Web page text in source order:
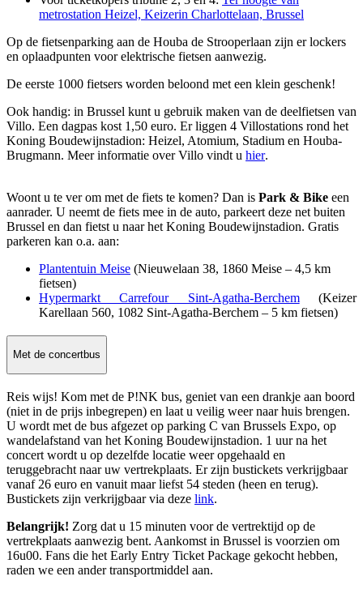
metrostation Heizel, Keizerin Charlottelaan, Brussel
Op de fietsenparking aan de Houba de Strooperlaan zijn er lockers
en oplaadpunten voor elektrische fietsen aanwezig.
De eerste 1000 fietsers worden beloond met een klein geschenk!
Ook handig: in Brussel kunt u gebruik maken van de deelfietsen van
Villo. Een dagpas kost 1,50 euro. Er liggen 4 Villostations rond het
Koning Boudewijnstadion: Heizel, Atomium, Stadium en Houba-
Brugmann. Meer informatie over Villo vindt u hier.
Woont u te ver om met de fiets te komen? Dan is Park & Bike een
aanrader. U neemt de fiets mee in de auto, parkeert deze net buiten
Brussel en dan fietst u naar het Koning Boudewijnstadion. Gratis
parkeren kan o.a. aan:
Plantentuin Meise (Nieuwelaan 38, 1860 Meise – 4,5 km
fietsen)
Hypermarkt Carrefour Sint-Agatha-Berchem(Keizer
Karellaan 560, 1082 Sint-Agatha-Berchem – 5 km fietsen)
Met de concertbus
Reis wijs! Kom met de P!NK bus, geniet van een drankje aan boord
(niet in de prijs inbegrepen) en laat u veilig weer naar huis brengen.
U wordt met de bus afgezet op parking C van Brussels Expo, op
wandelafstand van het Koning Boudewijnstadion. 1 uur na het
concert wordt u op dezelfde locatie weer opgehaald en
teruggebracht naar uw vertrekplaats. Er zijn bustickets verkrijgbaar
vanaf 26 euro en vanuit maar liefst 54 steden (heen en terug).
Bustickets zijn verkrijgbaar via deze link.
Belangrijk! Zorg dat u 15 minuten voor de vertrektijd op de
vertrekplaats aanwezig bent. Aankomst in Brussel is voorzien om
16u00. Fans die het Early Entry Ticket Package gekocht hebben,
raden we een ander transportmiddel aan.